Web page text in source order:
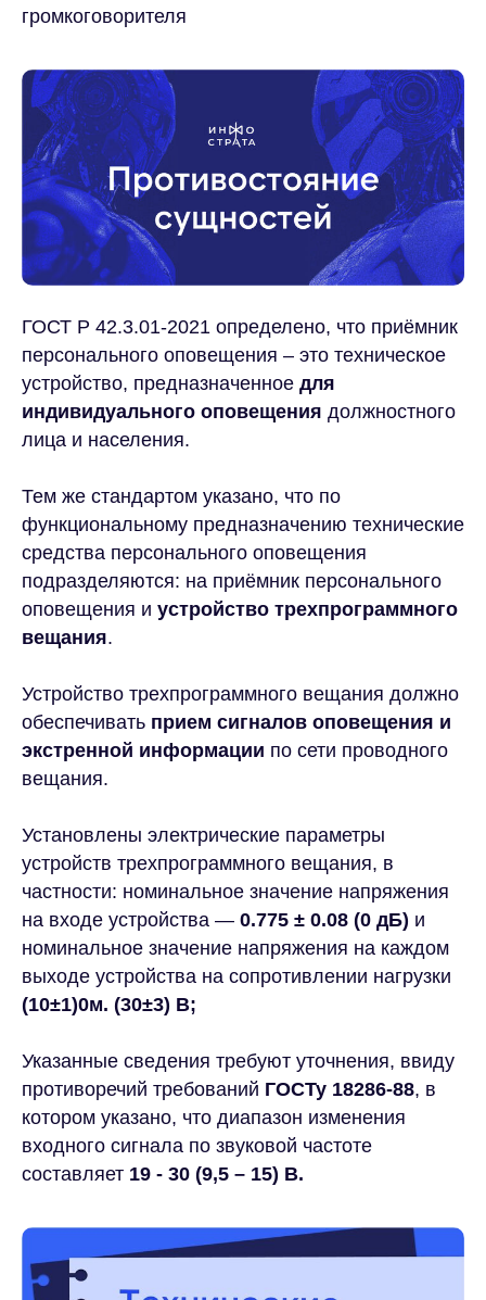
громкоговорителя
ГОСТ Р 42.3.01-2021 определено, что приёмник
персонального оповещения – это техническое
устройство, предназначенное для
индивидуального оповещения должностного
лица и населения.
Тем же стандартом указано, что по
функциональному предназначению технические
средства персонального оповещения
подразделяются: на приёмник персонального
оповещения и устройство трехпрограммного
вещания.
Устройство трехпрограммного вещания должно
обеспечивать прием сигналов оповещения и
экстренной информации по сети проводного
вещания.
Установлены электрические параметры
устройств трехпрограммного вещания, в
частности: номинальное значение напряжения
на входе устройства — 0.775 ± 0.08 (0 дБ) и
номинальное значение напряжения на каждом
выходе устройства на сопротивлении нагрузки
(10±1)0м. (30±3) В;
Указанные сведения требуют уточнения, ввиду
противоречий требований ГОСТу 18286-88, в
котором указано, что диапазон изменения
входного сигнала по звуковой частоте
составляет 19 - 30 (9,5 – 15) В.